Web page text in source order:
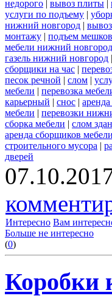
недорого | вывоз плиты |
услуги по подъему |
нижний новгород |
монтажу | подъем мешков
мебели нижний
газель нижний новгород |
сборщики на час |
песок речной | слом |
мебели | перевозка
карьерный | снос |
мебели | перевозки
сборка мебели | слом
аренда сборщиков мебели
строительного мусора |
дверей
Интересно Вам
Больше не интересно
(0)
Коробки